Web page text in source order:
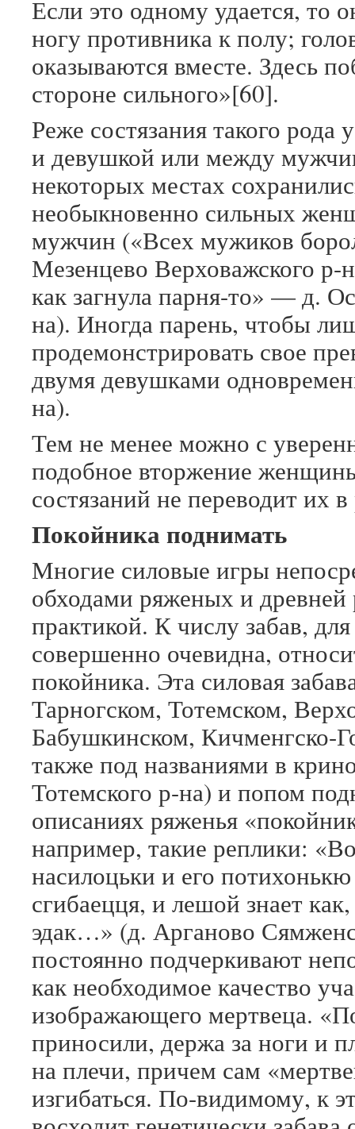
Если это одному удается,
ногу противника к полу;
оказываются вместе. Здесь
стороне сильного»[60].
Реже состязания такого
и девушкой или между
некоторых местах
необыкновенно сильных
мужчин («Всех мужиков
Мезенцево Верховажского р-
как загнула парня-то» — д.
на). Иногда парень, чтобы
продемонстрировать свое
двумя девушками
на).
Тем не менее можно с
подобное вторжение
состязаний не переводит их
Покойника поднимать
Многие силовые игры
обходами ряженых и древней
практикой. К числу забав,
совершенно очевидна,
покойника. Эта силовая
Тарногском, Тотемском,
Бабушкинском, Кичменгско-
также под названиями в
Тотемского р-на) и попом
описаниях ряженья
например, такие реплики:
насилоцьки и его
сгибаецця, и лешой знает
эдак…» (д. Арганово
постоянно подчеркивают
как необходимое качество
изображающего мертвеца.
приносили, держа за ноги и
на плечи, причем сам
изгибаться. По-видимому, к